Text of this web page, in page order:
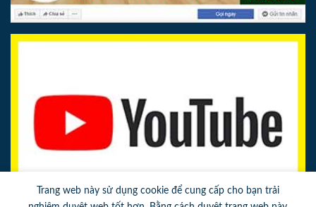
Trang web này sử dụng cookie để cung cấp cho bạn trải